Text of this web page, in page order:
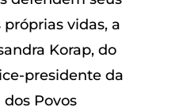
vidas, a
Korap, do
presidente da
Povos